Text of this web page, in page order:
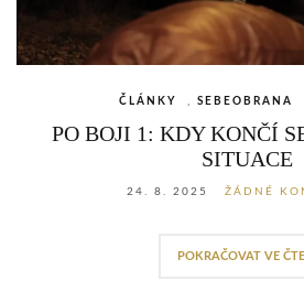
ČLÁNKY SEBEOBRANA
PO BOJI 1: KDY KONČÍ
SITUACE
24. 8. 2025 ŽÁDNÉ
POKRAČOVAT VE